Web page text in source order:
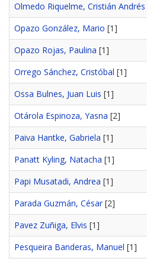
Olmedo Riquelme, Cristián Andrés
Opazo González, Mario [1]
Opazo Rojas, Paulina [1]
Orrego Sánchez, Cristóbal [1]
Ossa Bulnes, Juan Luis [1]
Otárola Espinoza, Yasna [2]
Paiva Hantke, Gabriela [1]
Panatt Kyling, Natacha [1]
Papi Musatadi, Andrea [1]
Parada Guzmán, César[2]
Pavez Zuñiga, Elvis [1]
Pesqueira Banderas, Manuel [1]